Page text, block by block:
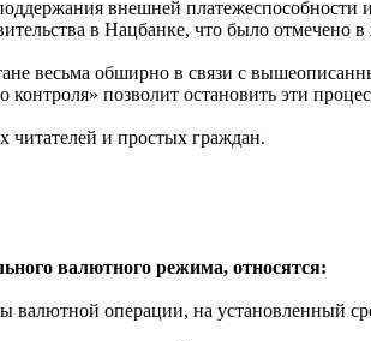
внешней
в Нацбанке, что было отмечено
весьма обширно в связи с
позволит остановить эти
читателей и простых граждан.
валютного режима, относятся:
валютной операции, на установленный